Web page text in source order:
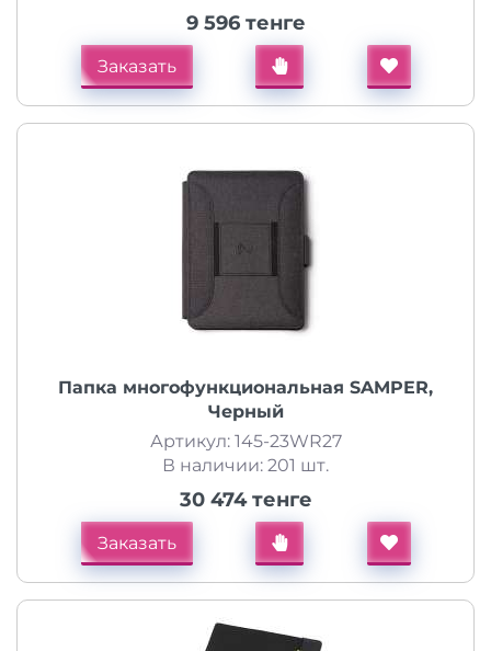
9 596 тенге
Заказать
Папка многофункциональная SAMPER,
Черный
Артикул: 145-23WR27
В наличии: 201 шт.
30 474 тенге
Заказать